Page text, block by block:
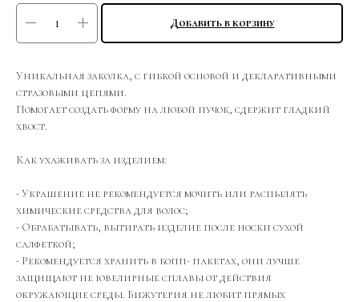
Добавить в корзину
Уникальная заколка, с гибкой основой и декларативными
стразовыми цепями.
Помогает создать форму на любой пучок, сдержит гладкий
хвост.
Как ухаживать за изделием:
- Украшение не рекомендуется мочить или распылять
химические средства для волос;
- Обрабатывать, вытирать изделие после носки сухой
салфеткой;
- Рекомендуется хранить в бопп- пакетах, они лучше
защищают не ювелирные сплавы от действия
окружающие среды. Бижутерия не любит прямых